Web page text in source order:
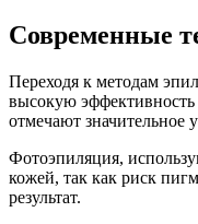
Современные
Переходя к методам
высокую
отмечают значительное
Фотоэпиляция,
кожей, так как риск
результат.